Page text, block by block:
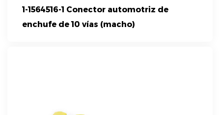
1-1564516-1 Conector automotriz de
enchufe de 10 vías (macho)